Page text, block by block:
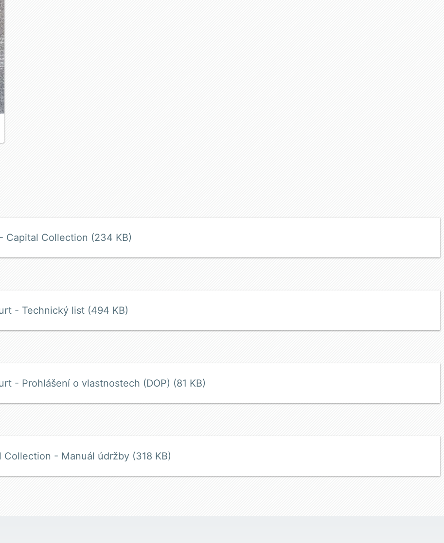
Capital Collection (234 KB)
- Technický list (494 KB)
- Prohlášení o vlastnostech (DOP) (81 KB)
Collection - Manuál údržby (318 KB)